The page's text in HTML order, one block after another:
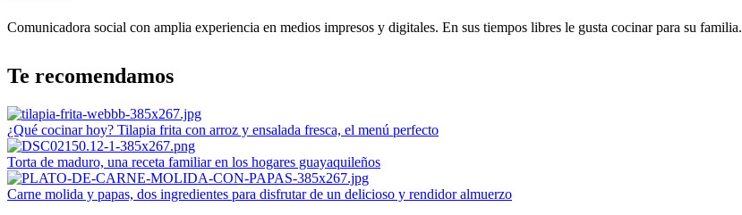
Comunicadora social con amplia experiencia en medios impresos y digitales. En sus tiempos libres le gusta cocinar para su familia.
Te recomendamos
¿Qué cocinar hoy? Tilapia frita con arroz y ensalada fresca, el menú perfecto
Torta de maduro, una receta familiar en los hogares guayaquileños
Carne molida y papas, dos ingredientes para disfrutar de un delicioso y rendidor almuerzo